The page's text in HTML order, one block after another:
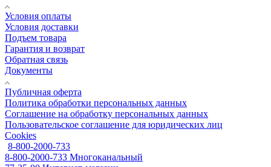
Условия оплаты
Условия доставки
Подъем товара
Гарантия и возврат
Обратная связь
Документы
Публичная оферта
Политика обработки персональных данных
Соглашение на обработку персональных данных
Пользовательское соглашение для юридических лиц
Cookies
8-800-2000-733
8-800-2000-733 Многоканальный